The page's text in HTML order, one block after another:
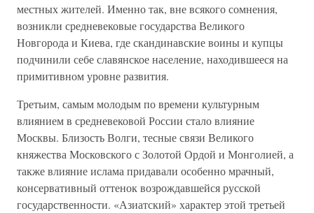
местных жителей. Именно так, вне всякого сомнения,
возникли средневековые государства Великого
Новгорода и Киева, где скандинавские воины и купцы
подчинили себе славянское население, находившееся на
примитивном уровне развития.
Третьим, самым молодым по времени культурным
влиянием в средневековой России стало влияние
Москвы. Близость Волги, тесные связи Великого
княжества Московского с Золотой Ордой и Монголией, а
также влияние ислама придавали особенно мрачный,
консервативный оттенок возрождавшейся русской
государственности. «Азиатский» характер этой третьей